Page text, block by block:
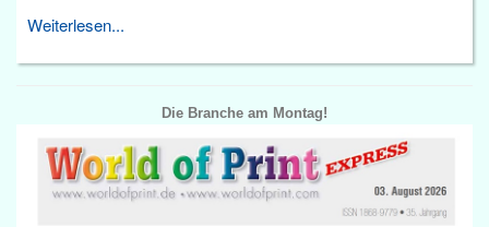
Weiterlesen...
Die Branche am Montag!